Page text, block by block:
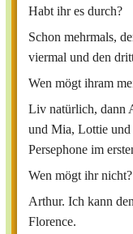
Habt ihr es durch?
Schon mehrmals,
viermal und den
Wen mögt ihram
Liv natürlich, dann
und Mia, Lottie und
Persephone im
Wen mögt ihr nicht?
Arthur. Ich kann
Florence.